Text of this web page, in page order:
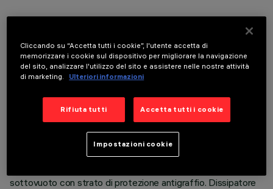
DATI TECNICI
DESCRIZIONE
Apparecchio rotondo fisso finalizzato all'utilizzo di sorgente
LED con tecnologia C.o.B. Versione con falda per installazione
sottovuoto con strato di protezione antigraffio. Dissipatore
Cliccando su “Accetta tutti i cookie”, l'utente accetta di
memorizzare i cookie sul dispositivo per migliorare la navigazione
del sito, analizzare l'utilizzo del sito e assistere nelle nostre attività
di marketing.
Ulteriori informazioni
Rifiuta tutti Accetta tutti i cookie
Impostazioni cookie